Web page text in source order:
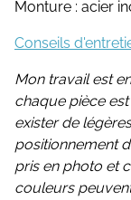
Monture : acier
Conseils
Mon travail est
chaque pièce
exister de
positionnement
pris en photo et
couleurs